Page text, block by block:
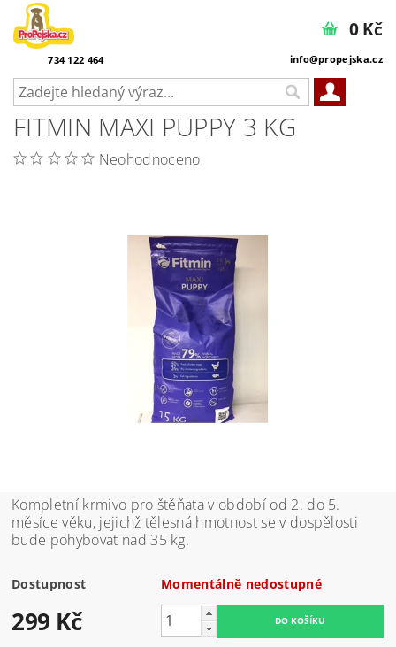
734 122 464 info@propejska.cz
0 Kč
FITMIN MAXI PUPPY 3 KG
Neohodnoceno
Kompletní krmivo pro štěňata v období od 2. do 5.
měsíce věku, jejichž tělesná hmotnost se v dospělosti
bude pohybovat nad 35 kg.
Dostupnost Momentálně nedostupné
299 Kč